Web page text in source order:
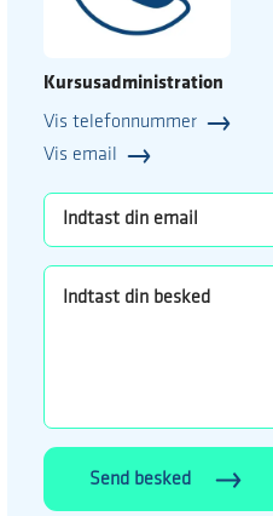
Kursusadministration
Vis telefonnummer
Vis email
Send besked